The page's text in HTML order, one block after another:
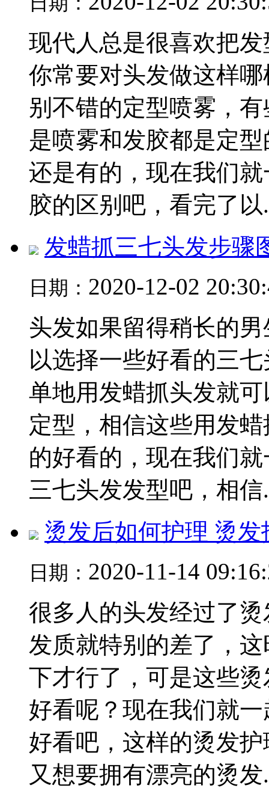
现代人总是很喜欢把
你常要对头发做这样
别不错的定型喷雾，
是喷雾和发胶都是定
还是有的，现在我们
胶的区别吧，看完了以
发蜡抓三七头发步骤
日期： 2020-12-02
头发如果留得稍长的
以选择一些好看的三
单地用发蜡抓头发就
定型，相信这些用发
的好看的，现在我们
三七头发发型吧，相信
烫发后如何护理 烫
日期： 2020-11-14
很多人的头发经过了
发质就特别的差了，
下才行了，可是这些
好看呢？现在我们就
好看吧，这样的烫发
又想要拥有漂亮的烫发